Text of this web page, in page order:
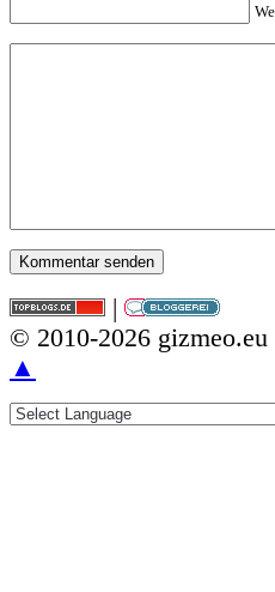
|
© 2010-2026 gizmeo.eu
▲